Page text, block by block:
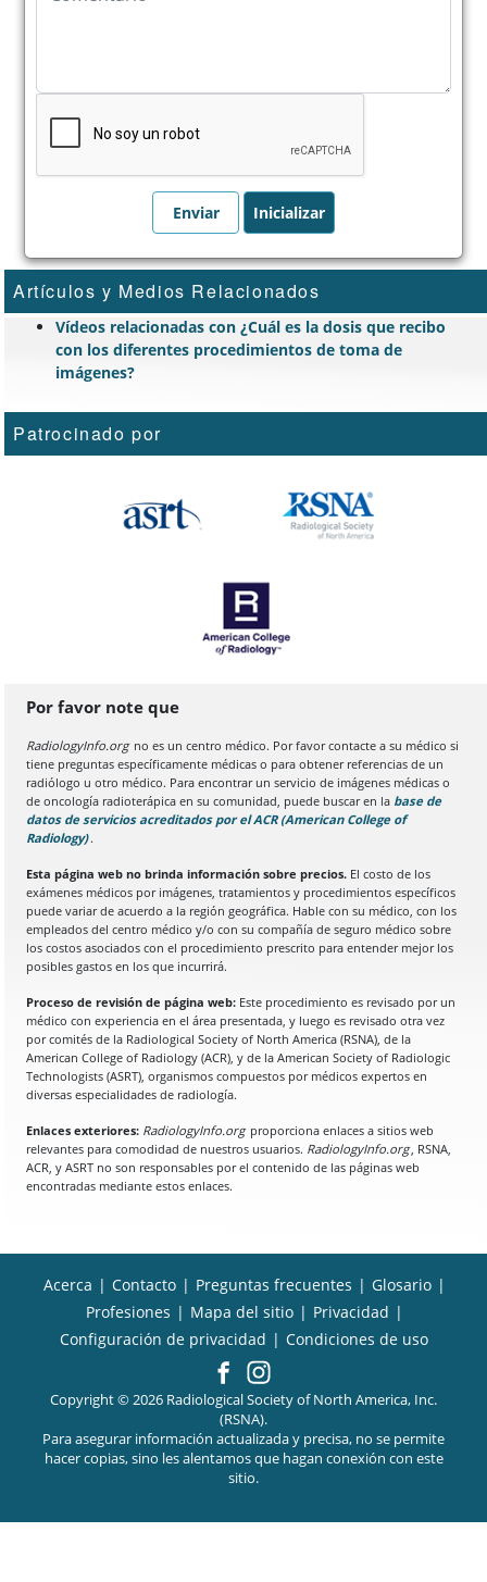
Artículos y Medios Relacionados
Vídeos relacionadas con ¿Cuál es la dosis que recibo
con los diferentes procedimientos de toma de
imágenes?
Patrocinado por
Por favor note que
RadiologyInfo.orgno es un centro médico. Por favor contacte a su médico si
tiene preguntas específicamente médicas o para obtener referencias de un
radiólogo u otro médico. Para encontrar un servicio de imágenes médicas o
de oncología radioterápica en su comunidad, puede buscar en la base de
datos de servicios acreditados por el ACR (American College of
Radiology)(Se abre en una nueva pestaña del navegador)
.
Esta página web no brinda información sobre precios. El costo de los
exámenes médicos por imágenes, tratamientos y procedimientos específicos
puede variar de acuerdo a la región geográfica. Hable con su médico, con los
empleados del centro médico y/o con su compañía de seguro médico sobre
los costos asociados con el procedimiento prescrito para entender mejor los
posibles gastos en los que incurrirá.
Proceso de revisión de página web: Este procedimiento es revisado por un
médico con experiencia en el área presentada, y luego es revisado otra vez
por comités de la Radiological Society of North America (RSNA), de la
American College of Radiology (ACR), y de la American Society of Radiologic
Technologists (ASRT), organismos compuestos por médicos expertos en
diversas especialidades de radiología.
Enlaces exteriores: RadiologyInfo.org proporciona enlaces a sitios web
relevantes para comodidad de nuestros usuarios. RadiologyInfo.org, RSNA,
ACR, y ASRT no son responsables por el contenido de las páginas web
encontradas mediante estos enlaces.
Acerca | Contacto | Preguntas frecuentes | Glosario |
Profesiones | Mapa del sitio | Privacidad |
Configuración de privacidad | Condiciones de uso
Copyright © 2026 Radiological Society of North America, Inc.
(RSNA).
Para asegurar información actualizada y precisa, no se permite
hacer copias, sino les alentamos que hagan conexión con este
sitio.